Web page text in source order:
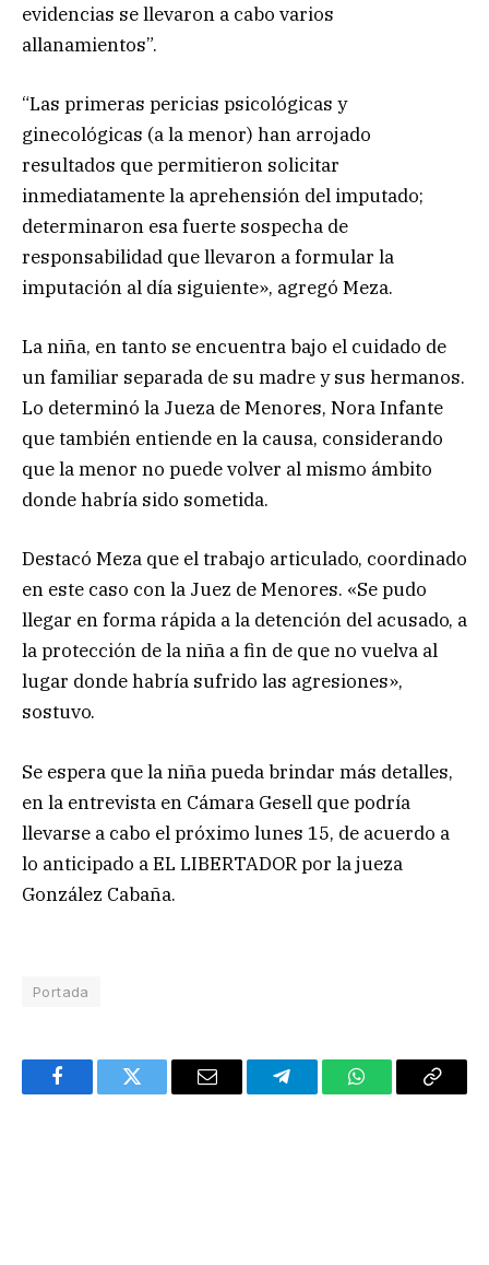
evidencias se llevaron a cabo varios
allanamientos”.
“Las primeras pericias psicológicas y
ginecológicas (a la menor) han arrojado
resultados que permitieron solicitar
inmediatamente la aprehensión del imputado;
determinaron esa fuerte sospecha de
responsabilidad que llevaron a formular la
imputación al día siguiente», agregó Meza.
La niña, en tanto se encuentra bajo el cuidado de
un familiar separada de su madre y sus hermanos.
Lo determinó la Jueza de Menores, Nora Infante
que también entiende en la causa, considerando
que la menor no puede volver al mismo ámbito
donde habría sido sometida.
Destacó Meza que el trabajo articulado, coordinado
en este caso con la Juez de Menores. «Se pudo
llegar en forma rápida a la detención del acusado, a
la protección de la niña a fin de que no vuelva al
lugar donde habría sufrido las agresiones»,
sostuvo.
Se espera que la niña pueda brindar más detalles,
en la entrevista en Cámara Gesell que podría
llevarse a cabo el próximo lunes 15, de acuerdo a
lo anticipado a EL LIBERTADOR por la jueza
González Cabaña.
Portada
FacebookTwitter Email TelegramWhatsAppCopy